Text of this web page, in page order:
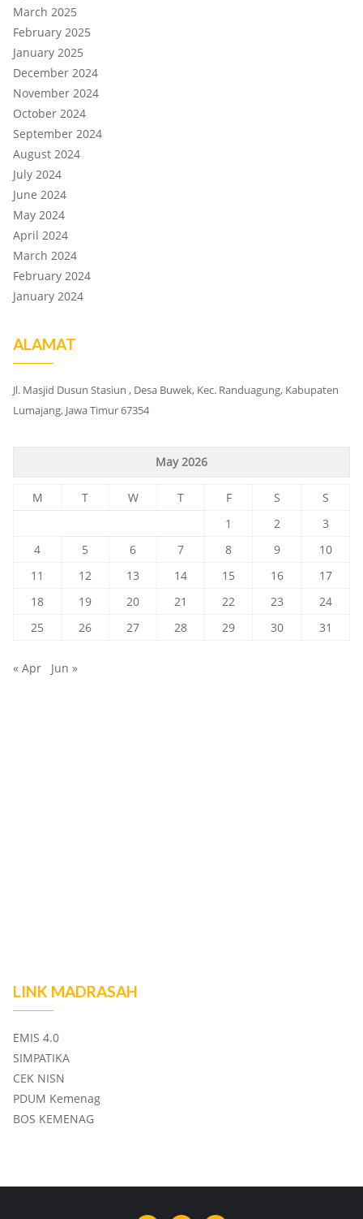
March 2025
February 2025
January 2025
December 2024
November 2024
October 2024
September 2024
August 2024
July 2024
June 2024
May 2024
April 2024
March 2024
February 2024
January 2024
ALAMAT
Jl. Masjid Dusun Stasiun , Desa Buwek, Kec. Randuagung, Kabupaten
Lumajang, Jawa Timur 67354
May 2026
M T W T F S
S
1
2
3
4
5 6 7 8 9
10
11
12 13 14 15 16
17
18
19 20 21 22 23
24
25
26 27 28 29 30 31
« Apr Jun »
LINK MADRASAH
EMIS 4.0
SIMPATIKA
CEK NISN
PDUM Kemenag
BOS KEMENAG